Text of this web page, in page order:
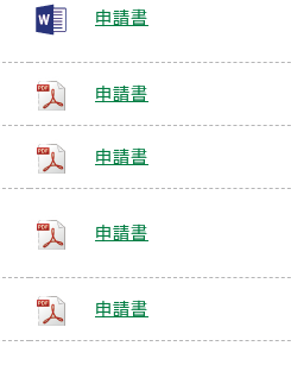
申請書
申請書
申請書
申請書
申請書